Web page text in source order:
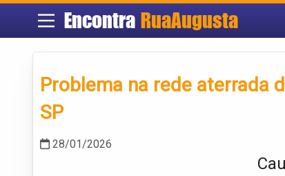
EncontraRuaAugusta
Problema na rede aterrada
SP
28/01/2026